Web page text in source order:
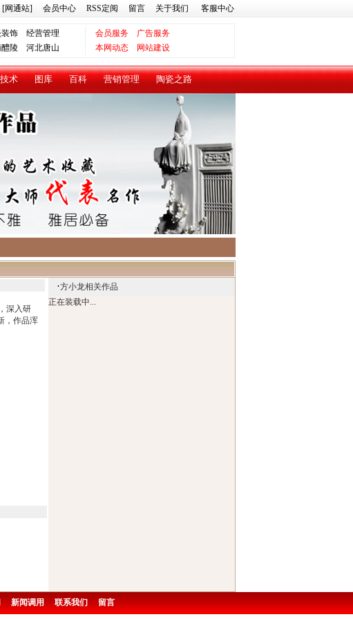
[网通站] 会员中心 RSS定阅 留言 关于我们 客服中心
装饰 经营管理 会员服务
广告服务
陵 河北唐山 本网动态 网站建设
技术 图库 百科 营销管理 陶瓷之路
深入研
，作品浑
·方小龙相关作品
正在装载中...
新闻调用 联系我们 留言